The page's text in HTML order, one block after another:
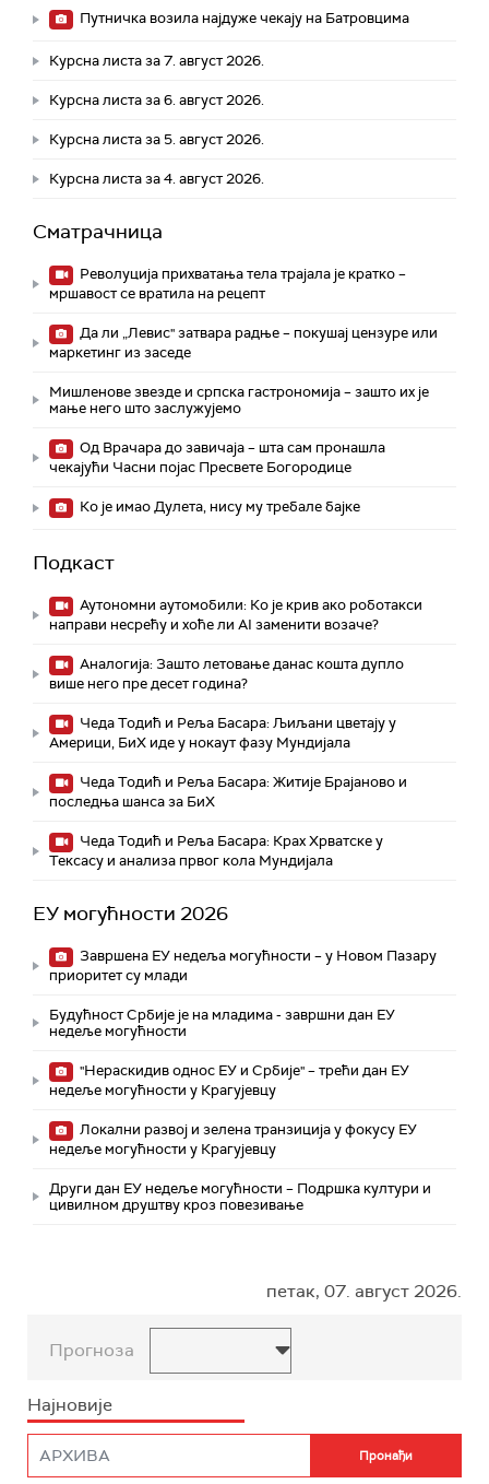
Путничка возила најдуже чекају на Батровцима
Курсна листа за 7. август 2026.
Курсна листа за 6. август 2026.
Курсна листа за 5. август 2026.
Курсна листа за 4. август 2026.
Сматрачница
Револуција прихватања тела трајала је кратко –
мршавост се вратила на рецепт
Да ли „Левис" затвара радње – покушај цензуре или
маркетинг из заседе
Мишленове звезде и српска гастрономија – зашто их је
мање него што заслужујемо
Од Врачара до завичаја – шта сам пронашла
чекајући Часни појас Пресвете Богородице
Ко је имао Дулета, нису му требале бајке
Подкаст
Аутономни аутомобили: Ко је крив ако роботакси
направи несрећу и хоће ли AI заменити возаче?
Аналогија: Зашто летовање данас кошта дупло
више него пре десет година?
Чеда Тодић и Реља Басара: Љиљани цветају у
Америци, БиХ иде у нокаут фазу Мундијала
Чеда Тодић и Реља Басара: Житије Брајаново и
последња шанса за БиХ
Чеда Тодић и Реља Басара: Крах Хрватске у
Тексасу и анализа првог кола Мундијала
ЕУ могућности 2026
Завршена ЕУ недеља могућности – у Новом Пазару
приоритет су млади
Будућност Србије је на младима - завршни дан ЕУ
недеље могућности
"Нераскидив однос ЕУ и Србије" – трећи дан ЕУ
недеље могућности у Крагујевцу
Локални развој и зелена транзиција у фокусу ЕУ
недеље могућности у Крагујевцу
Други дан ЕУ недеље могућности – Подршка култури и
цивилном друштву кроз повезивање
петак, 07. август 2026.
Прогноза
Најновије